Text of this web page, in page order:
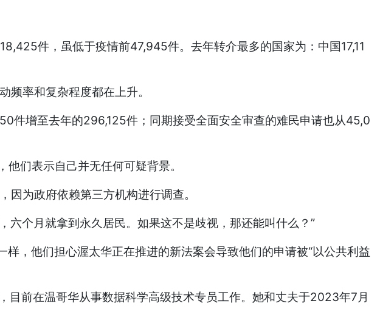
件，虽低于疫情前47,945件。去年转介最多的国家为：中国17,11
频率和复杂程度都在上升。
件增至去年的296,125件；同期接受全面安全审查的难民申请也从45,0
们表示自己并无任何可疑背景。
为政府依赖第三方机构进行调查。
六个月就拿到永久居民。如果这不是歧视，那还能叫什么？”
，他们担心渥太华正在推进的新法案会导致他们的申请被“以公共利益
前在温哥华从事数据科学高级技术专员工作。她和丈夫于2023年7月